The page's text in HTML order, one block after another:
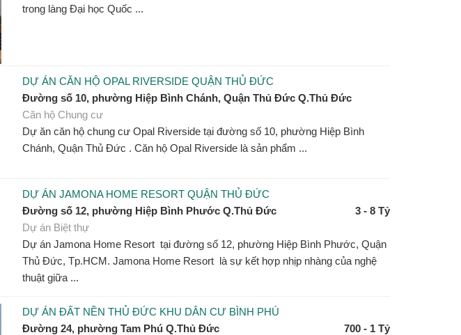
trong làng Đại học Quốc ...
DỰ ÁN CĂN HỘ OPAL RIVERSIDE QUẬN THỦ ĐỨC
Đường số 10, phường Hiệp Bình Chánh, Quận Thủ Đức Q.Thủ Đức
Căn hộ Chung cư
Dự ăn căn hộ chung cư Opal Riverside tại đường số 10, phường Hiệp Bình
Chánh, Quận Thủ Đức . Căn hộ Opal Riverside là sản phẩm ...
DỰ ÁN JAMONA HOME RESORT QUẬN THỦ ĐỨC
Đường số 12, phường Hiệp Bình Phước Q.Thủ Đức
3 - 8 Tỷ
Dự án Biệt thự
Dự án Jamona Home Resort tại đường số 12, phường Hiệp Bình Phước, Quận
Thủ Đức, Tp.HCM. Jamona Home Resort là sự kết hợp nhịp nhàng của nghệ
thuật giữa ...
DỰ ÁN ĐẤT NỀN THỦ ĐỨC KHU DÂN CƯ BÌNH PHÚ
Đường 24, phường Tam Phú Q.Thủ Đức
700 - 1 Tỷ